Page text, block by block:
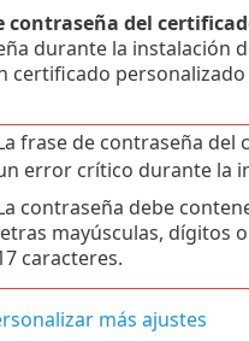
contraseña del
durante la instalación
certificado
frase de contraseña
error crítico durante la
contraseña debe
mayúsculas, dígitos
caracteres.
más ajustes